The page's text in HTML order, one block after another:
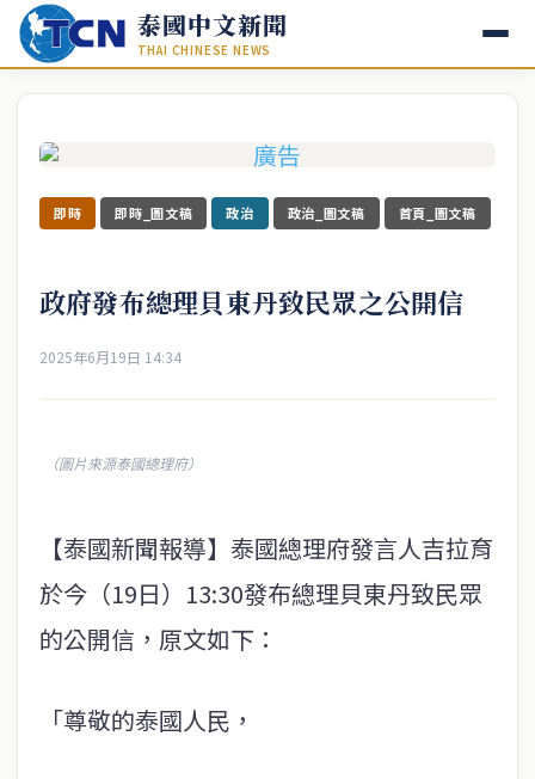
泰國中文新聞
THAI CHINESE NEWS
即時 即時_圖文稿 政治 政治_圖文稿 首頁_圖文稿
政府發布總理貝東丹致民眾之公開信
2025年6月19日 14:34
（圖片來源泰國總理府）
【泰國新聞報導】泰國總理府發言人吉拉育
於今（19日）13:30發布總理貝東丹致民眾
的公開信，原文如下：
「尊敬的泰國人民，